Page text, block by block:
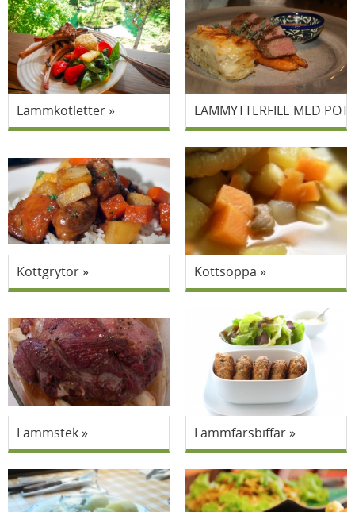
Lammkotletter LAMMYTTERFILE MED
Köttgrytor Köttsoppa
Lammstek Lammfärsbiffar